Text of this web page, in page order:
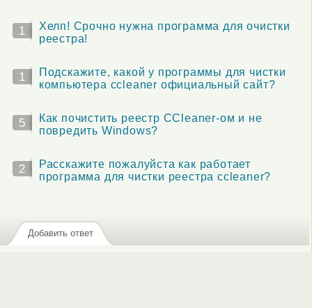
1
Хелп! Срочно нужна программа для очистки
реестра!
1
Подскажите, какой у программы для чистки
компьютера ccleaner официальный сайт?
5
Как почистить реестр CCleaner-ом и не
повредить Windows?
2
Расскажите пожалуйста как работает
программа для чистки реестра ccleaner?
Добавить ответ